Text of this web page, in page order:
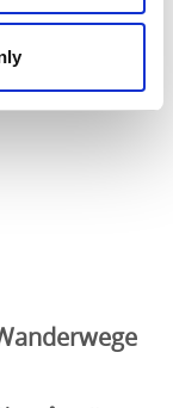
Weg vom